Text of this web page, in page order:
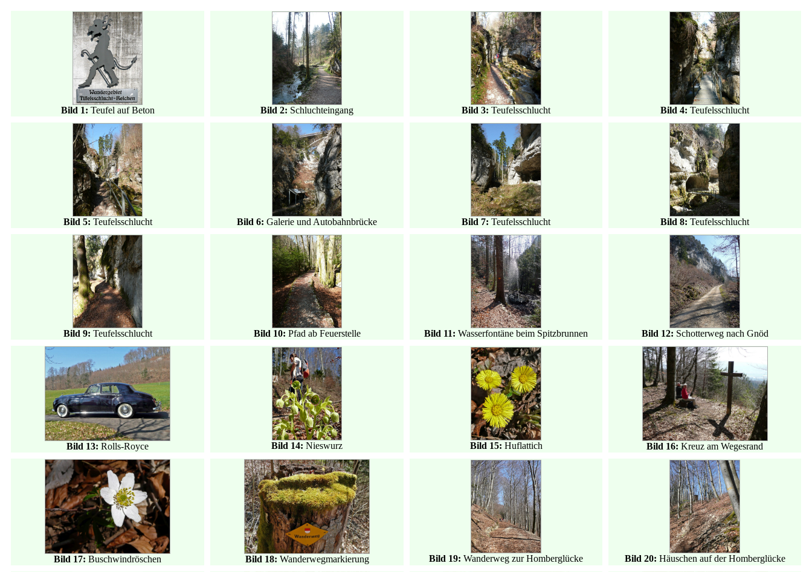
Bild 1: Teufel auf Beton Bild 2: Schluchteingang Bild 3: Teufelsschlucht Bild 4: Teufelsschlucht
Bild 5: Teufelsschlucht Bild 6: Galerie und Autobahnbrücke Bild 7: Teufelsschlucht Bild 8: Teufelsschlucht
Bild 9: Teufelsschlucht Bild 10: Pfad ab Feuerstelle Bild 11: Wasserfontäne beim Spitzbrunnen Bild 12: Schotterweg nach Gnöd
Bild 13: Rolls-Royce Bild 14: Nieswurz Bild 15: Huflattich Bild 16: Kreuz am Wegesrand
Bild 17: Buschwindröschen Bild 18: Wanderwegmarkierung Bild 19: Wanderweg zur Homberglücke Bild 20: Häuschen auf der Homberglücke